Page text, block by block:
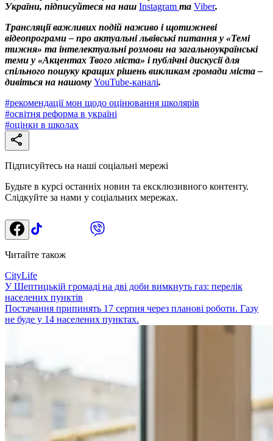
України, підписуйтеся на наш Instagram та Viber.
Трансляції важливих подій наживо і щотижневі
відеопрограми – про актуальні львівські питання у «Темі
тижня» та інтелектуальні розмови на загальноукраїнські
теми у «Акцентах Твого міста» і публічні дискусії для
спільного пошуку кращих рішень викликам громади міста –
дивіться на нашому YouTube-каналі.
#рекомендації мон щодо оцінювання школярів
#освітня реформа в україні
#оцінки в школах
Підписуйтесь на наші соціальні мережі
Будьте в курсі останніх новин та ексклюзивного контенту.
Слідкуйте за нами у соціальних мережах.
Читайте також
CityLife
У Шептицькій громаді на дві доби вимкнуть газ: перелік
населених пунктів
Постачання припинять 17 серпня через планові роботи. Газу
не буде у 14 населених пунктах.